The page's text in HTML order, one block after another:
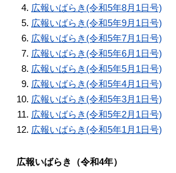
広報いばらき(令和5年8月1日号)
広報いばらき(令和5年9月1日号)
広報いばらき(令和5年7月1日号)
広報いばらき(令和5年6月1日号)
広報いばらき(令和5年5月1日号)
広報いばらき(令和5年4月1日号)
広報いばらき(令和5年3月1日号)
広報いばらき(令和5年2月1日号)
広報いばらき(令和5年1月1日号)
広報いばらき（令和4年）